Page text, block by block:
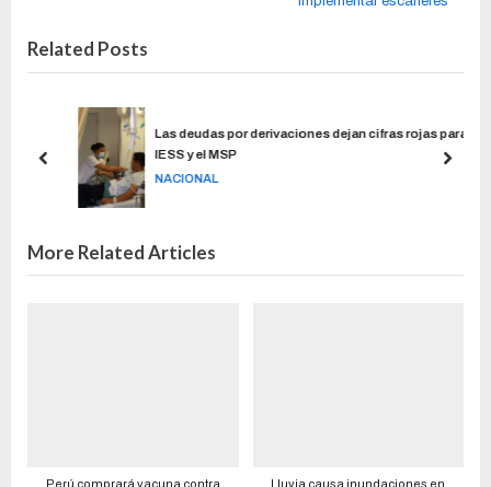
Related Posts
Las deudas por derivaciones dejan cifras rojas para el
IESS y el MSP
NACIONAL
More Related Articles
Perú comprará vacuna contra Lluvia causa inundaciones en